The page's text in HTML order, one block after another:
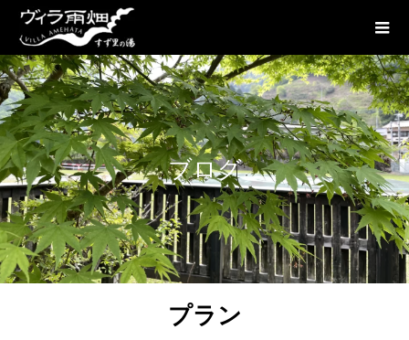
ブログ
プラン